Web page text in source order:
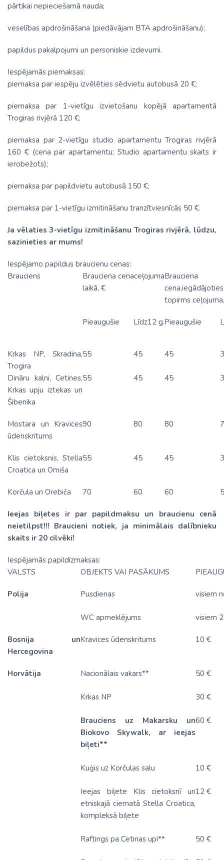
pārtikai nepieciešamā nauda;
veselības apdrošināšana (piedāvājam BTA apdrošināšanu);
papildus pakalpojumi un personiskie izdevumi.
Iespējamās piemaksas:
piemaksa par iespēju izvēlēties sēdvietu autobusā 20 €;
piemaksa par 1-vietīgu izvietošanu kopējā apartamentā
Trogiras rivjērā 120 €;
piemaksa par 2-vietīgu studio apartamentu Trogiras rivjērā
160 € (cena par apartamentu; Studio apartamentu skaits ir
ierobežots);
piemaksa par papildvietu autobusā 150 €;
piemaksa par 1-vietīgu izmitināšanu tranzītviesnīcās 50 €.
Ja vēlaties 3-vietīgu izmitināšanu Trogiras rivjērā, lūdzu,
sazinieties ar mums!
Iespējamo papildus braucienu cenas:
Brauciens
Brauciena cenaceļojuma
laikā, €
Brauciena
cena,iegādājoties
topirms
Pieaugušie Līdz12 g.Pieaugušie
Krkas NP, Skradina,
Trogira
55 45 45
Dināru kalni, Cetines,
Krkas upju iztekas un
Šibenika
55 45 45
Mostara un Kravices
ūdenskritums
90 80 80
Klis cietoksnis, Stella
Croatica un Omiša
55 45 45
Korčula un Orebiča 70 60 60
Ieejas biļetes ir par papildmaksu un braucienu cenā
neietilpst!!! Braucieni notiek, ja minimālais dalībnieku
skaits ir 20 cilvēki!
Iespējamās papildizmaksas:
VALSTS
OBJEKTS VAI PASĀKUMS
Polija Pusdienas visiem
WC apmeklējums visiem
Bosnija un
Hercegovina
Kravices ūdenskritums 10 €
Horvātija Nacionālais vakars** 50 €
Krkas NP 30 €
Brauciens uz Makarsku un
Biokovo Skywalk, ar ieejas
biļeti**
60 €
Kuģis uz Korčulas salu 10 €
Ieejas biļete Klis cietoksnī un
etniskajā ciematā Stella Croatica,
kompleksā biļete
12 €
Raftings pa Cetinas upi** 50 €